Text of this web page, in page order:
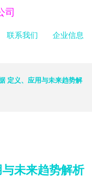
司
联系我们 企业信息
定义、应用与未来趋势解
未来趋势解析